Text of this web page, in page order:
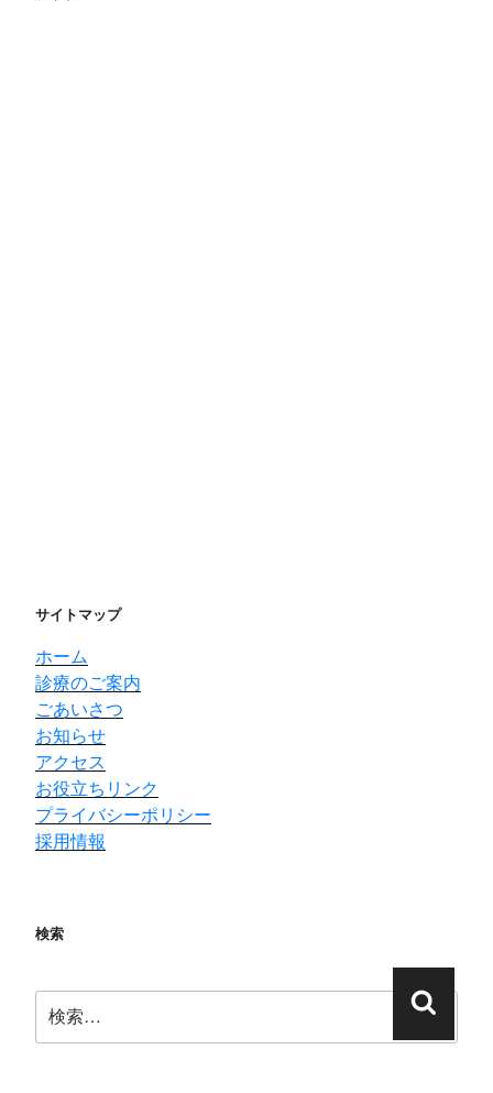
サイトマップ
ホーム
診療のご案内
ごあいさつ
お知らせ
アクセス
お役立ちリンク
プライバシーポリシー
採用情報
検索
索: